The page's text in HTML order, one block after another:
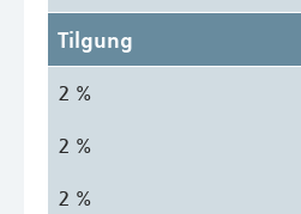
Tilgung
2 %
2 %
2 %